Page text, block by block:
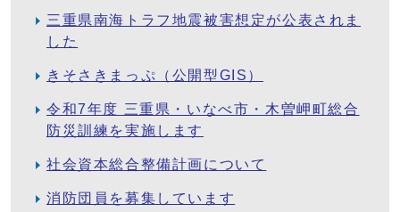
三重県南海トラフ地震被害想定が公表されま
した
きそさきまっぷ（公開型GIS）
令和7年度 三重県・いなべ市・木曽岬町総合
防災訓練を実施します
社会資本総合整備計画について
消防団員を募集しています